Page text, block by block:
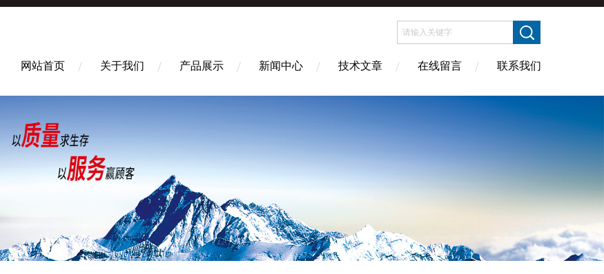
网站首页 关于我们 产品展示 新闻中心 技术文章 在线留言 联系我们